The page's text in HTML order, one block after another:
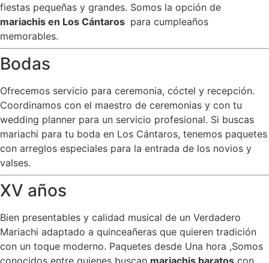
fiestas pequeñas y grandes. Somos la opción de
mariachis en Los Cántaros para cumpleaños
memorables.
Bodas
Ofrecemos servicio para ceremonia, cóctel y recepción.
Coordinamos con el maestro de ceremonias y con tu
wedding planner para un servicio profesional. Si buscas
mariachi para tu boda en Los Cántaros, tenemos paquetes
con arreglos especiales para la entrada de los novios y
valses.
XV años
Bien presentables y calidad musical de un Verdadero
Mariachi adaptado a quinceañeras que quieren tradición
con un toque moderno. Paquetes desde Una hora ,Somos
conocidos entre quienes buscan mariachis baratos con